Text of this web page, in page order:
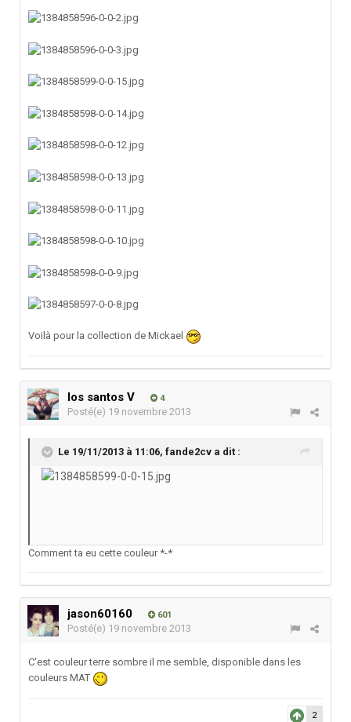
Voilà pour la collection de Mickael
los santos V 4
Posté(e) 19 novembre 2013
Le 19/11/2013 à 11:06, fande2cv a dit :
Comment ta eu cette couleur *-*
jason60160 601
Posté(e) 19 novembre 2013
C'est couleur terre sombre il me semble, disponible dans les
couleurs MAT
2